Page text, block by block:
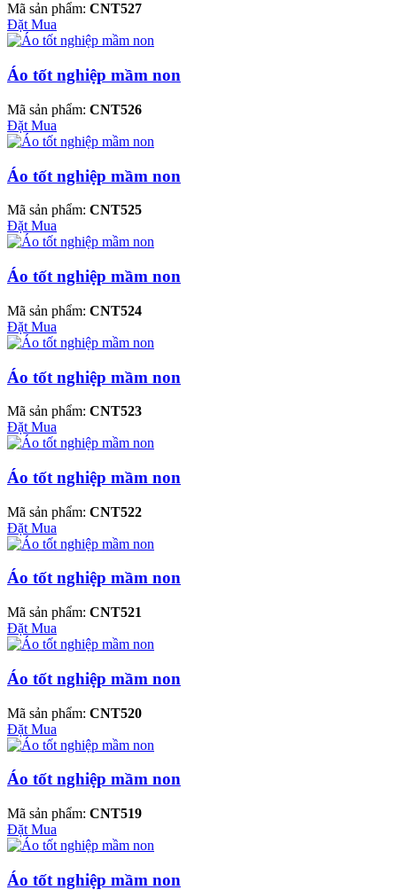
Mã sản phẩm: CNT527
Đặt Mua
Áo tốt nghiệp mầm non
Mã sản phẩm: CNT526
Đặt Mua
Áo tốt nghiệp mầm non
Mã sản phẩm: CNT525
Đặt Mua
Áo tốt nghiệp mầm non
Mã sản phẩm: CNT524
Đặt Mua
Áo tốt nghiệp mầm non
Mã sản phẩm: CNT523
Đặt Mua
Áo tốt nghiệp mầm non
Mã sản phẩm: CNT522
Đặt Mua
Áo tốt nghiệp mầm non
Mã sản phẩm: CNT521
Đặt Mua
Áo tốt nghiệp mầm non
Mã sản phẩm: CNT520
Đặt Mua
Áo tốt nghiệp mầm non
Mã sản phẩm: CNT519
Đặt Mua
Áo tốt nghiệp mầm non